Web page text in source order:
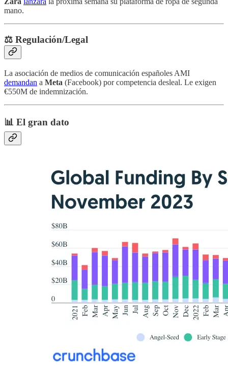
mano.
⚖️ Regulación/Legal
La asociación de medios de comunicación españoles AMI
demandan a Meta (Facebook) por competencia desleal. Le exigen
€550M de indemnización.
📊 El gran dato